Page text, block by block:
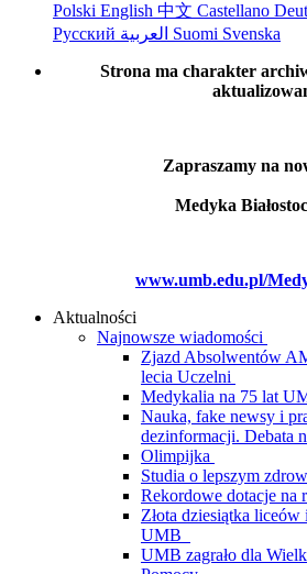
Polski English 中文 Castellano
Русский
Suomi Svenska
Strona ma charakter
Zapraszamy na
Medyka
www.umb.edu.pl/
Aktualności
Najnowsze wiadomości
Zjazd Absolwentów
lecia Uczelni
Medykalia na 75 lat
Nauka, fake newsy i
dezinformacji. Debata
Olimpijka
Studia o lepszym
Rekordowe dotacje
Złota dziesiątka
UMB
UMB zagrało dla